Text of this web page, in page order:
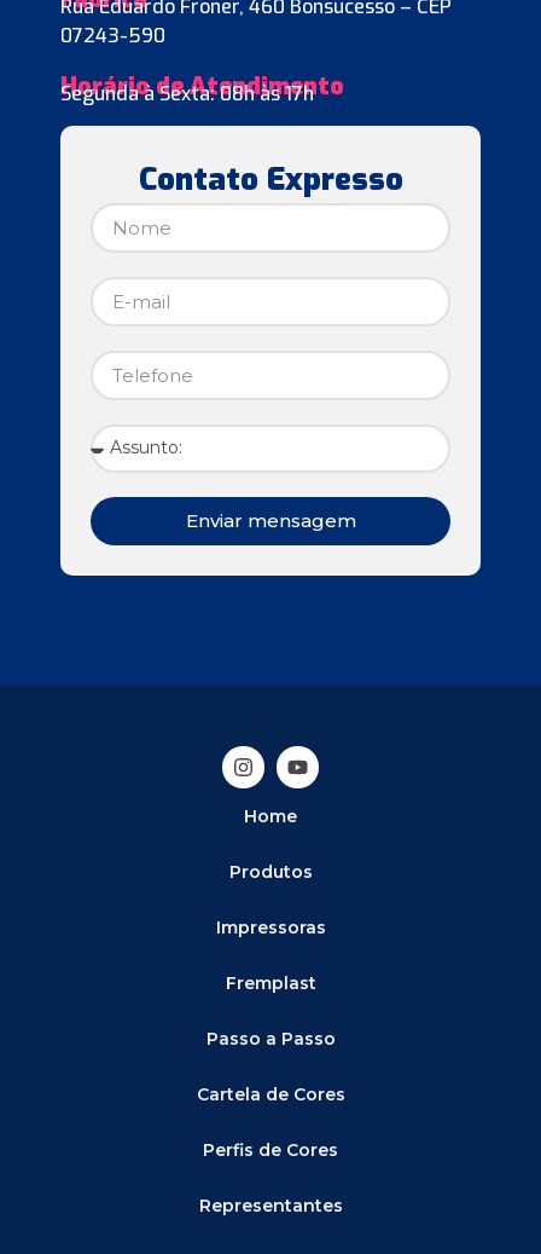
Rua Eduardo Froner, 460 Bonsucesso – CEP
07243-590
Horário de Atendimento
Segunda à Sexta: 08h às 17h
Contato Expresso
Enviar mensagem
Home
Produtos
Impressoras
Fremplast
Passo a Passo
Cartela de Cores
Perfis de Cores
Representantes